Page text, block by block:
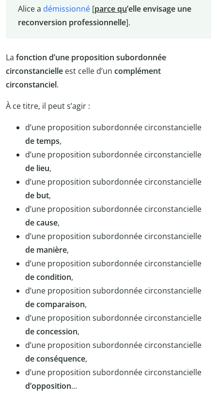
Alice a démissionné[parce qu’elle envisage une
reconversion professionnelle].
La fonction d’une proposition subordonnée
circonstancielle est celle d’un complément
circonstanciel.
À ce titre, il peut s’agir :
d’une proposition subordonnée circonstancielle
de temps,
d’une proposition subordonnée circonstancielle
de lieu,
d’une proposition subordonnée circonstancielle
de but,
d’une proposition subordonnée circonstancielle
de cause,
d’une proposition subordonnée circonstancielle
de manière,
d’une proposition subordonnée circonstancielle
de condition,
d’une proposition subordonnée circonstancielle
de comparaison,
d’une proposition subordonnée circonstancielle
de concession,
d’une proposition subordonnée circonstancielle
de conséquence,
d’une proposition subordonnée circonstancielle
d’opposition…